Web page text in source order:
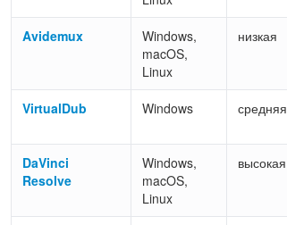
Avidemux
Windows,
macOS,
Linux
низкая
VirtualDub Windows средняя
DaVinci
Resolve
Windows,
macOS,
Linux
высокая